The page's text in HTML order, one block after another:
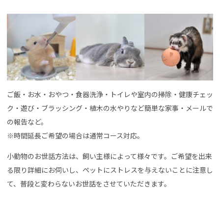
ご飯・お水・おやつ・食器洗浄・トイレや室内の掃除・健康チェッ
ク・遊び・ブラッシング・植木の水やりなど簡単な家事・メールで
の報告など。
※時間延長ご希望の場合は通常コース対応。
小動物のお世話方法は、飼い主様によって様々です。ご希望を出来
る限り詳細にお伺いし、ペットにストレスを与えないことに注意し
て、普段と変わらないお世話をさせていただきます。